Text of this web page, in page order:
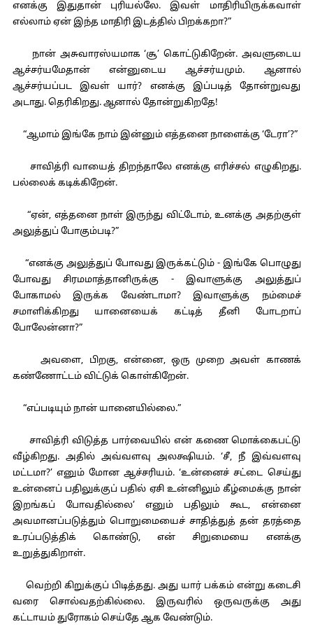
எனக்கு இதுதான் புரியல்லே. இவள் மாதிரியிருக்கவாள்
எல்லாம் ஏன் இந்த மாதிரி இடத்தில் பிறக்கறா?”
நான் அசுவாரஸ்யமாக ‘சூ’ கொட்டுகிறேன். அவளுடைய
ஆச்சர்யமேதான் என்னுடைய ஆச்சர்யமும். ஆனால்
ஆச்சர்யப்பட இவள் யார்? எனக்கு இப்படித் தோன்றுவது
அடாது. தெரிகிறது. ஆனால் தோன்றுகிறதே!
“ஆமாம் இங்கே நாம் இன்னும் எத்தனை நாளைக்கு ‘டேரா’?”
சாவித்ரி வாயைத் திறந்தாலே எனக்கு எரிச்சல் எழுகிறது.
பல்லைக் கடிக்கிறேன்.
“ஏன், எத்தனை நாள் இருந்து விட்டோம், உனக்கு அதற்குள்
அலுத்துப் போகும்படி?”
“எனக்கு அலுத்துப் போவது இருக்கட்டும் - இங்கே பொழுது
போவது சிரமமாத்தானிருக்கு - இவாளுக்கு அலுத்துப்
போகாமல் இருக்க வேண்டாமா? இவாளுக்கு நம்மைச்
சமாளிக்கிறது யானையைக் கட்டித் தீனி போடறாப்
போலேன்னா?”
அவளை, பிறகு, என்னை, ஒரு முறை அவள் காணக்
கண்ணோட்டம் விட்டுக் கொள்கிறேன்.
“எப்படியும் நான் யானையில்லை.”
சாவித்ரி விடுத்த பார்வையில் என் கணை மொக்கைபட்டு
வீழ்கிறது. அதில் அவ்வளவு அலக்ஷியம். ‘சீ, நீ இவ்வளவு
மட்டமா?’ எனும் மோன ஆச்சரியம். ‘உன்னைச் சட்டை செய்து
உன்னைப் பதிலுக்குப் பதில் ஏசி உன்னிலும் கீழ்மைக்கு நான்
இறங்கப் போவதில்லை’ எனும் பதிலும் கூட, என்னை
அவமானப்படுத்தும் பொறுமையைச் சாதித்துத் தன் தரத்தை
உரப்படுத்திக் கொண்டு, என் சிறுமையை எனக்கு
உறுத்துகிறாள்.
வெற்றி கிறுக்குப் பிடித்தது. அது யார் பக்கம் என்று கடைசி
வரை சொல்வதற்கில்லை. இருவரில் ஒருவருக்கு அது
கட்டாயம் துரோகம் செய்தே ஆக வேண்டும்.